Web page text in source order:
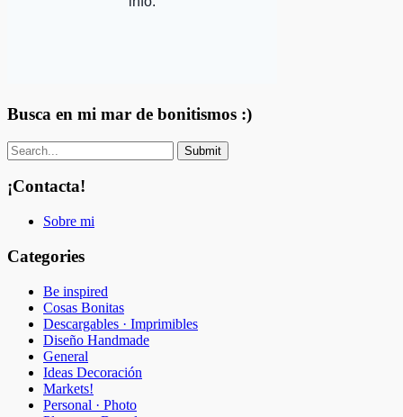
Busca en mi mar de bonitismos :)
¡Contacta!
Sobre mi
Categories
Be inspired
Cosas Bonitas
Descargables · Imprimibles
Diseño Handmade
General
Ideas Decoración
Markets!
Personal · Photo